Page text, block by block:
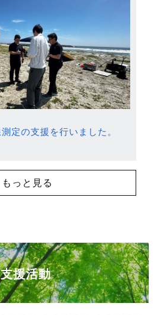
定の支援を行いました。
もっと見る
援活動